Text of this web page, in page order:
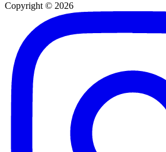
Copyright © 2026